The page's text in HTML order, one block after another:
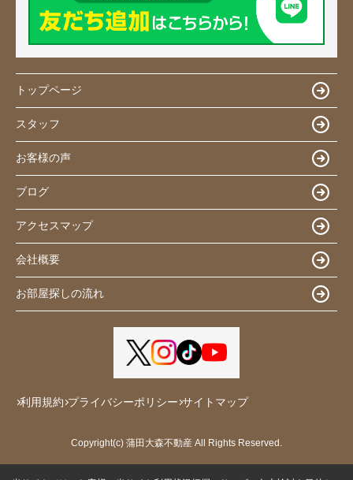
トップページ
スタッフ
お客様の声
ブログ
アクセスマップ
会社概要
お部屋探しの流れ
利用規約 プライバシーポリシー サイトマップ
Copyright(c) 蒲田大森不動産 All Rights Reserved.